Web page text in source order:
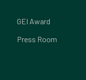
GEI Award
Press Room